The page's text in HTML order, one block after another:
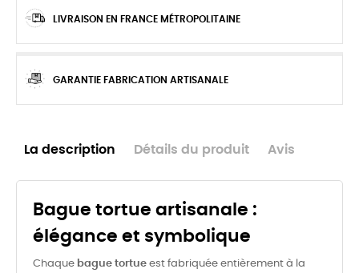
LIVRAISON EN FRANCE MÉTROPOLITAINE
GARANTIE FABRICATION ARTISANALE
La description Détails du produit Avis
Bague tortue artisanale :
élégance et symbolique
Chaque bague tortue est fabriquée entièrement à la